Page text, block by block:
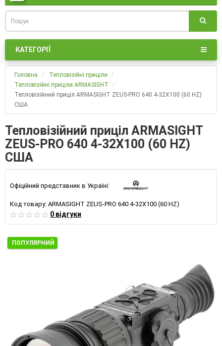
КАТЕГОРІЇ
Головна
Тепловізійні приціли
Тепловізійні приціли ARMASIGHT
Тепловізійний приціл ARMASIGHT ZEUS-PRO 640 4-32X100 (60 HZ)
США
Тепловізійний приціл ARMASIGHT
ZEUS-PRO 640 4-32X100 (60 HZ)
США
Офіційний представник в Україні:
Код товару: ARMASIGHT ZEUS-PRO 640 4-32X100 (60 HZ)
0 відгуки
ПОПУЛЯРНИЙ